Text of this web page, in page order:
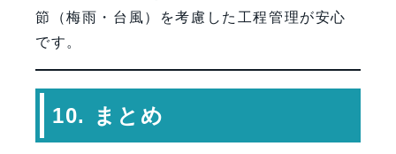
節（梅雨・台風）を考慮した工程管理が安心
です。
10. まとめ